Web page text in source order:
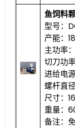
鱼饲料
型号：
产能：
主功率
切刀功
进给电
螺杆直
尺寸：
重量：
备注：